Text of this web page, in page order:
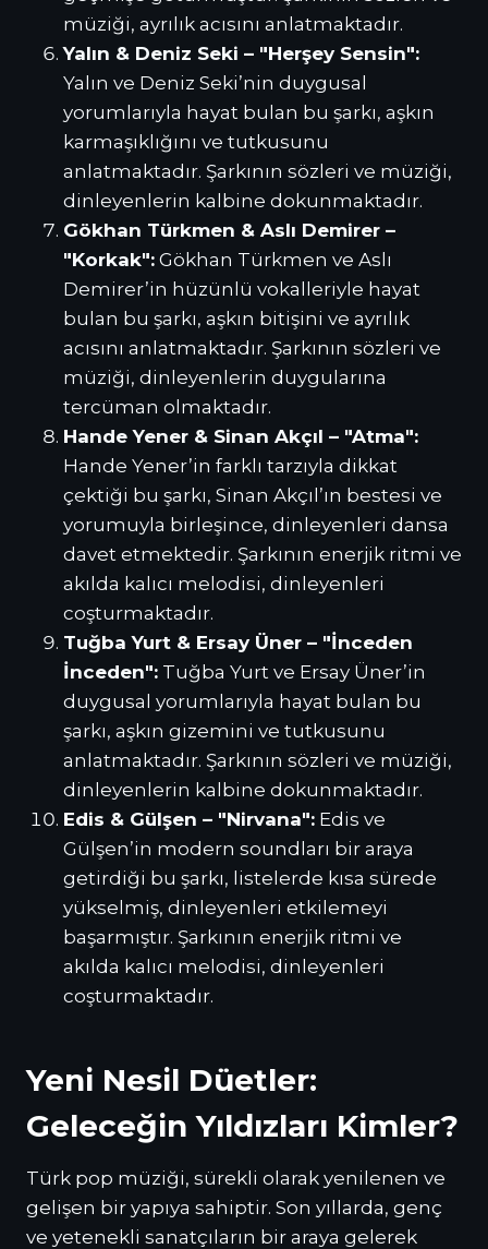
müziği, ayrılık acısını anlatmaktadır.
Yalın & Deniz Seki – "Herşey Sensin":
Yalın ve Deniz Seki’nin duygusal
yorumlarıyla hayat bulan bu şarkı, aşkın
karmaşıklığını ve tutkusunu
anlatmaktadır. Şarkının sözleri ve müziği,
dinleyenlerin kalbine dokunmaktadır.
Gökhan Türkmen & Aslı Demirer –
"Korkak": Gökhan Türkmen ve Aslı
Demirer’in hüzünlü vokalleriyle hayat
bulan bu şarkı, aşkın bitişini ve ayrılık
acısını anlatmaktadır. Şarkının sözleri ve
müziği, dinleyenlerin duygularına
tercüman olmaktadır.
Hande Yener & Sinan Akçıl – "Atma":
Hande Yener’in farklı tarzıyla dikkat
çektiği bu şarkı, Sinan Akçıl’ın bestesi ve
yorumuyla birleşince, dinleyenleri dansa
davet etmektedir. Şarkının enerjik ritmi ve
akılda kalıcı melodisi, dinleyenleri
coşturmaktadır.
Tuğba Yurt & Ersay Üner – "İnceden
İnceden": Tuğba Yurt ve Ersay Üner’in
duygusal yorumlarıyla hayat bulan bu
şarkı, aşkın gizemini ve tutkusunu
anlatmaktadır. Şarkının sözleri ve müziği,
dinleyenlerin kalbine dokunmaktadır.
Edis & Gülşen – "Nirvana": Edis ve
Gülşen’in modern soundları bir araya
getirdiği bu şarkı, listelerde kısa sürede
yükselmiş, dinleyenleri etkilemeyi
başarmıştır. Şarkının enerjik ritmi ve
akılda kalıcı melodisi, dinleyenleri
coşturmaktadır.
Yeni Nesil Düetler:
Geleceğin Yıldızları Kimler?
Türk pop müziği, sürekli olarak yenilenen ve
gelişen bir yapıya sahiptir. Son yıllarda, genç
ve yetenekli sanatçıların bir araya gelerek